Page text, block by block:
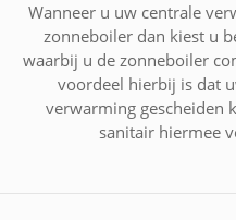
Wanneer u uw centrale
zonneboiler dan kiest u
waarbij u de zonneboiler
voordeel hierbij is dat
verwarming gescheiden
sanitair hiermee